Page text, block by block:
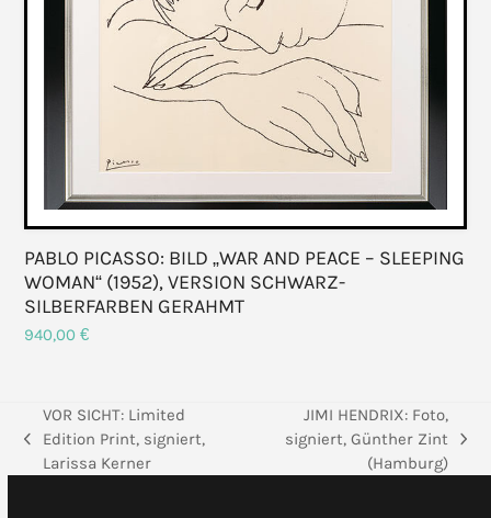
PABLO PICASSO: BILD „WAR AND PEACE – SLEEPING
WOMAN“ (1952), VERSION SCHWARZ-
SILBERFARBEN GERAHMT
940,00€
vorheriger
Beitrag:
VOR SICHT: Limited
Edition Print, signiert,
Larissa Kerner
Nächster
Beitrag:
JIMI HENDRIX: Foto,
signiert, Günther Zint
(Hamburg)